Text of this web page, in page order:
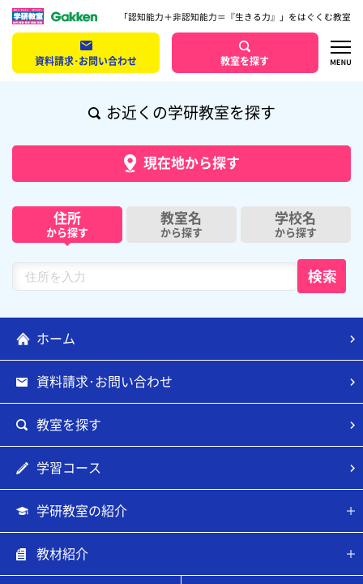
「認知能力＋非認知能力＝『生きる力』」をはぐくむ教室
資料請求･お問い合わせ 教室を探す
お近くの学研教室を探す
現在地から探す
住所
から探す
教室名
から探す
学校名
から探す
ホーム
資料請求･お問い合わせ
教室を探す
学習コース
学研教室の紹介
教材紹介